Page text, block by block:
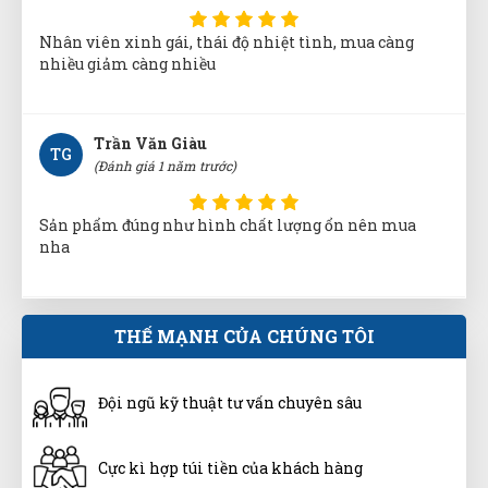
Nhân viên xinh gái, thái độ nhiệt tình, mua càng
nhiều giảm càng nhiều
TG
Trần Văn Giàu
(Đánh giá 1 năm trước)
Sản phẩm đúng như hình chất lượng ổn nên mua
nha
Đăng Khôi
(Đánh giá 1 năm trước)
quá tuyệt vời, hỗ trợ nhanh chóng
THẾ MẠNH CỦA CHÚNG TÔI
Đội ngũ kỹ thuật tư vấn chuyên sâu
Cực kì hợp túi tiền của khách hàng